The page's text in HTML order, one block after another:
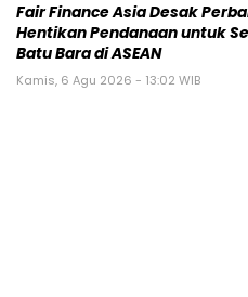
Fair Finance Asia Desak
Hentikan Pendanaan untuk
Batu Bara di ASEAN
Kamis, 6 Agu 2026 - 13:02 WIB